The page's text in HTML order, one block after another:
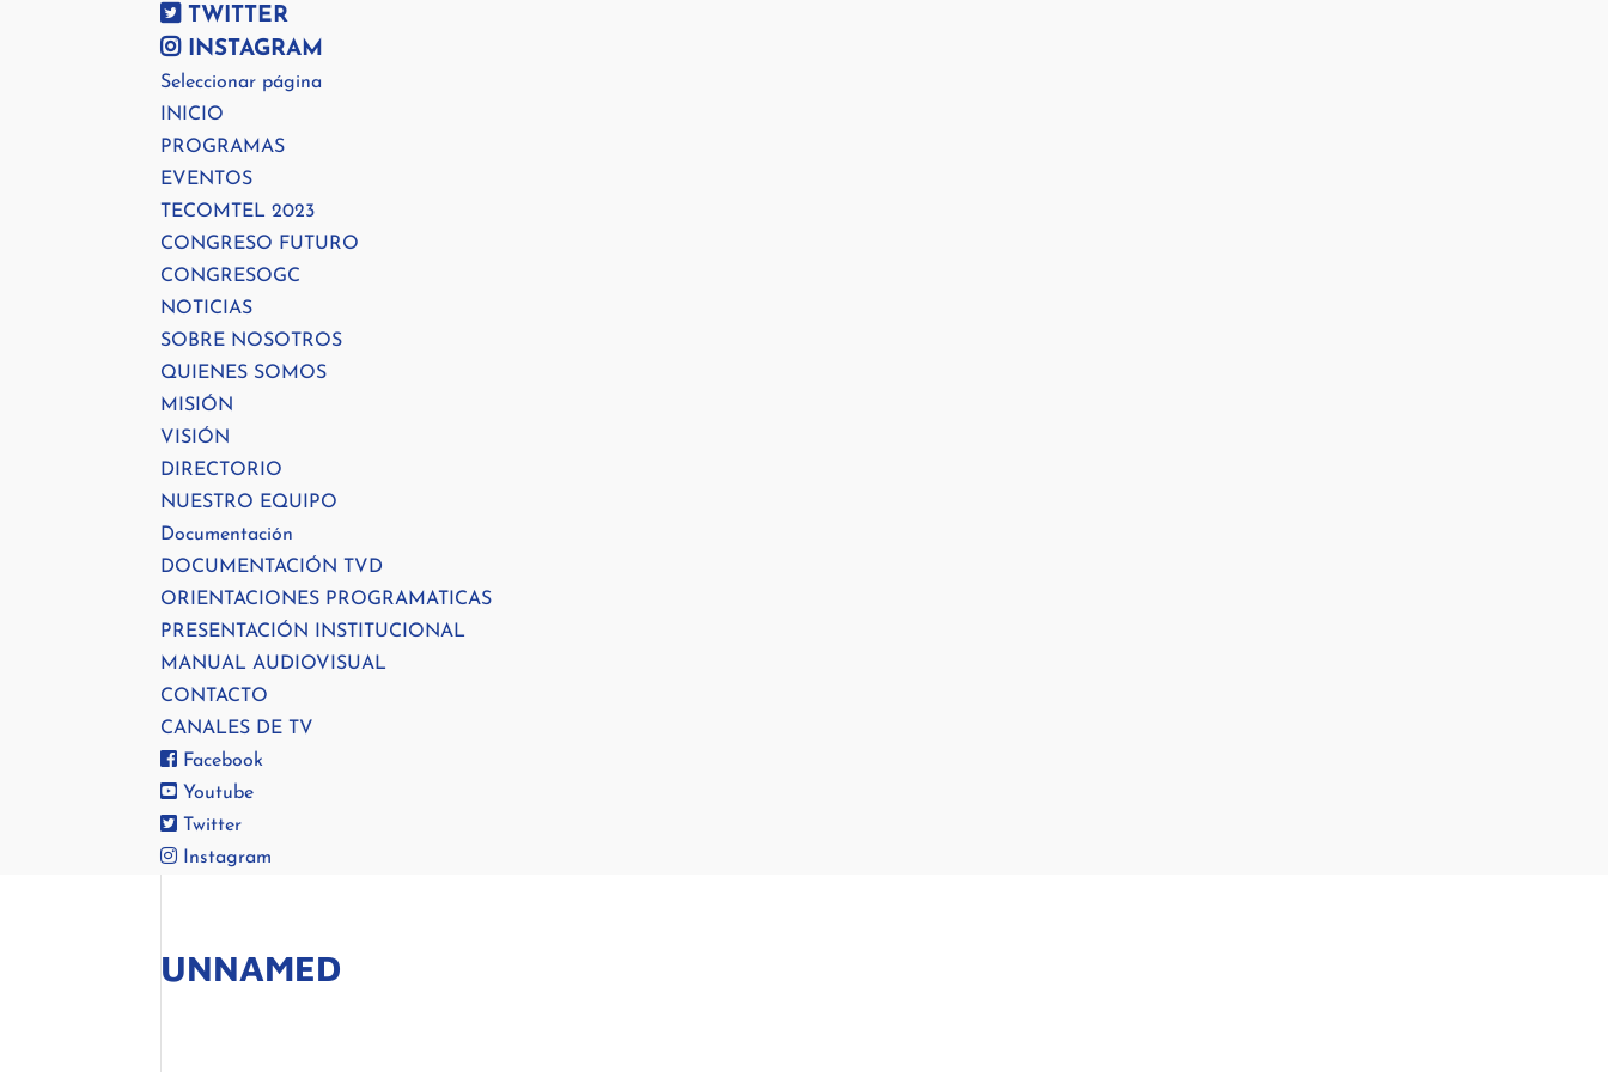
TWITTER
INSTAGRAM
Seleccionar página
INICIO
PROGRAMAS
EVENTOS
TECOMTEL 2023
CONGRESO FUTURO
CONGRESOGC
NOTICIAS
SOBRE NOSOTROS
QUIENES SOMOS
MISIÓN
VISIÓN
DIRECTORIO
NUESTRO EQUIPO
Documentación
DOCUMENTACIÓN TVD
ORIENTACIONES PROGRAMATICAS
PRESENTACIÓN INSTITUCIONAL
MANUAL AUDIOVISUAL
CONTACTO
CANALES DE TV
Facebook
Youtube
Twitter
Instagram
UNNAMED